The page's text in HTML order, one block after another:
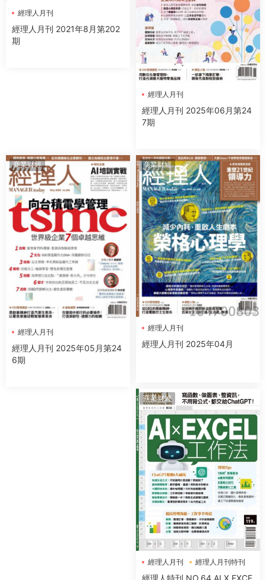
經理人月刊
經理人月刊 2021年8月第202
期
經理人月刊
經理人月刊 2025年06月第24
7期
商業财經
經理人月刊
經理人月刊 2025年05月第24
6期
商業财經
經理人月刊
經理人月刊 2025年04月
商業财經
經理人月刊 經理人月刊特刊
經理人特刊 NO.64 AI X EXCE